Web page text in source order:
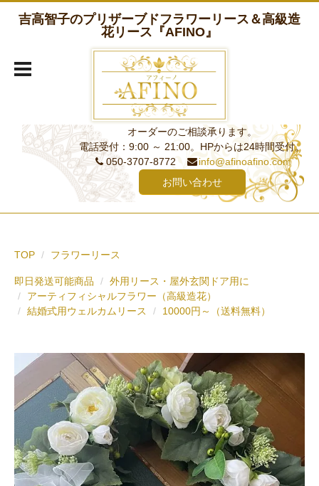
吉高智子のプリザーブドフラワーリース＆高級造
花リース『AFINO』
オーダーのご相談承ります。
電話受付：9:00 ～ 21:00。HPからは24時間受付。
050-3707-8772
info@afinoafino.com
お問い合わせ
TOP フラワーリース
即日発送可能商品
外用リース・屋外玄関ドア用に
アーティフィシャルフラワー（高級造花）
結婚式用ウェルカムリース
10000円～（送料無料）